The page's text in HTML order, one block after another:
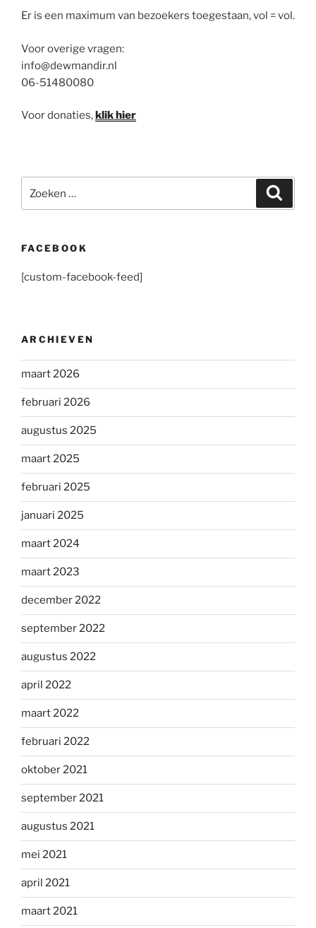
Er is een maximum van bezoekers toegestaan, vol = vol.
Voor overige vragen:
info@dewmandir.nl
06-51480080
Voor donaties,klik hier
naar:
FACEBOOK
[custom-facebook-feed]
ARCHIEVEN
maart 2026
februari 2026
augustus 2025
maart 2025
februari 2025
januari 2025
maart 2024
maart 2023
december 2022
september 2022
augustus 2022
april 2022
maart 2022
februari 2022
oktober 2021
september 2021
augustus 2021
mei 2021
april 2021
maart 2021